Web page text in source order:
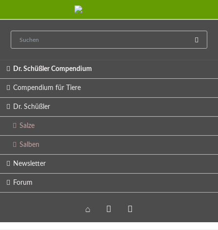
Dr. Schüßler Compendium
Compendium für Tiere
Dr. Schüßler
Salze
Salben
Newsletter
Forum